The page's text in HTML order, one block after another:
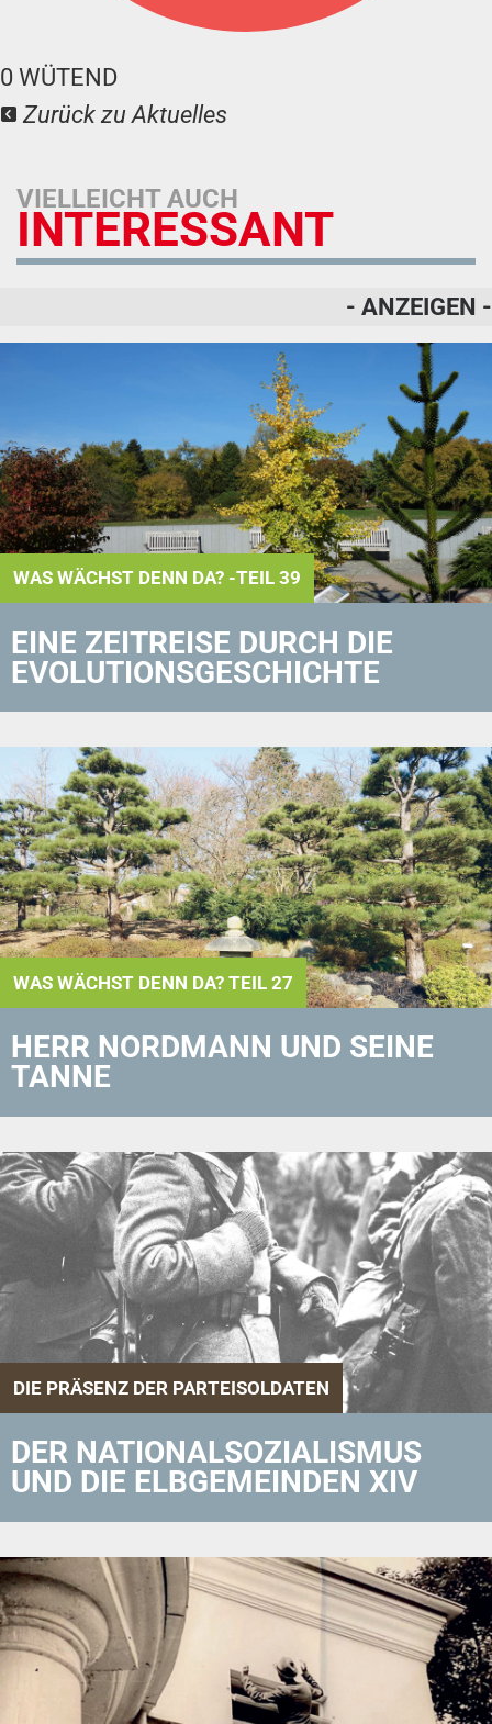
0 WÜTEND
Zurück zu Aktuelles
VIELLEICHT AUCH
INTERESSANT
- ANZEIGEN -
WAS WÄCHST DENN DA? -TEIL 39
EINE ZEITREISE DURCH DIE
EVOLUTIONSGESCHICHTE
WAS WÄCHST DENN DA? TEIL 27
HERR NORDMANN UND SEINE
TANNE
DIE PRÄSENZ DER PARTEISOLDATEN
DER NATIONALSOZIALISMUS
UND DIE ELBGEMEINDEN XIV